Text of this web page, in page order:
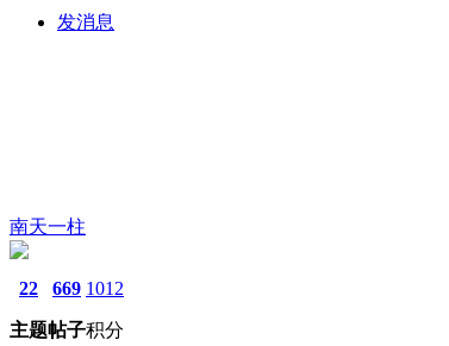
发消息
南天一柱
22
主题
669
帖子
1012
积分